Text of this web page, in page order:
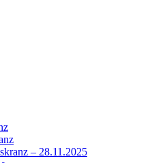
– 28.11.2025